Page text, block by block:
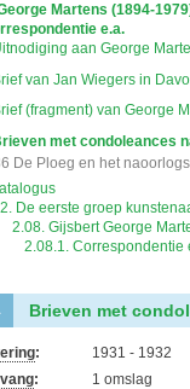
Martens (1894-
e.a.
aan George
van Jan Wiegers in
(fragment) van George
met condoleances
De Ploeg en het
2. De eerste groep
2.08. Gijsbert George
2.08.1. Correspondentie
Brieven met
:
1931 - 1932
:
1 omslag